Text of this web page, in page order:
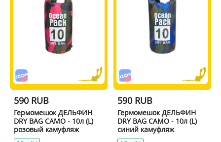
590 RUB
Гермомешок ДЕЛЬФИН
DRY BAG CAMO - 10л (L)
розовый камуфляж
590 RUB
Гермомешок ДЕЛЬФИН
DRY BAG CAMO - 10л (L)
синий камуфляж